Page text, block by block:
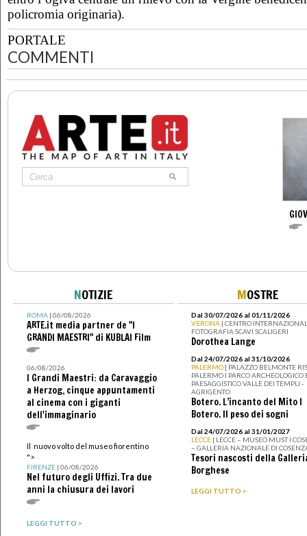
policromia originaria).
PORTALE
COMMENTI
NOTIZIE
ROMA| 06/08/2026
ARTE.it media partner de "I
GRANDI MAESTRI" di KUBLAI Film
06/08/2026
I Grandi Maestri: da Caravaggio
a Herzog, cinque appuntamenti
al cinema con i giganti
dell'immaginario
Il nuovo volto del museo fiorentino
">
FIRENZE| 06/08/2026
Nel futuro degli Uffizi. Tra due
anni la chiusura dei lavori
LEGGI TUTTO >
MOSTRE
Dal 30/07/2026 al 01/11/2026
VERONA | CENTRO
FOTOGRAFIA SCAVI SCALIGERI
Dorothea Lange
Dal 24/07/2026 al 31/10/2026
PALERMO | PALAZZO BELMONTE
PALERMO I PARCO ARCHEOLOGICO
PAESAGGISTICO VALLE DEI TEMPLI -
AGRIGENTO
Botero. L’incanto del Mito I
Botero. Il peso dei sogni
Dal 24/07/2026 al 31/01/2027
LECCE | LECCE – MUSEO MUST I
– GALLERIA NAZIONALE DI
Tesori nascosti della
Borghese
LEGGI TUTTO >